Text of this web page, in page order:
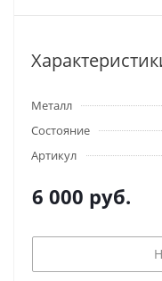
Металл
Состояние
Артикул
6 000 руб.